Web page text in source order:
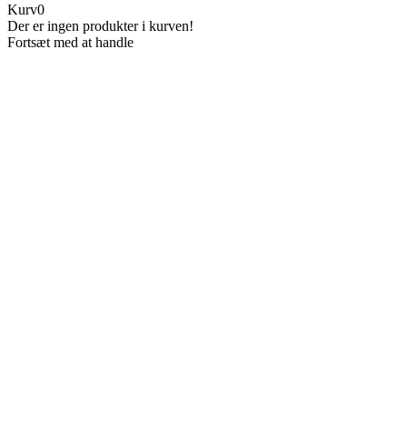
Kurv0
Der er ingen produkter i kurven!
Fortsæt med at handle